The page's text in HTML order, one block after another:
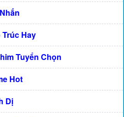
Hay
Tuyển Chọn
Hot
Dị